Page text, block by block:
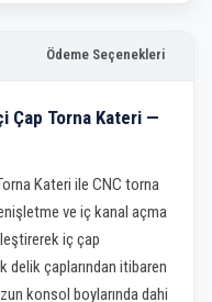
Ödeme Seçenekleri
Çap Torna Kateri —
Kateri ile CNC torna
ve iç kanal açma
iç çap
delik çaplarından itibaren
konsol boylarında dahi